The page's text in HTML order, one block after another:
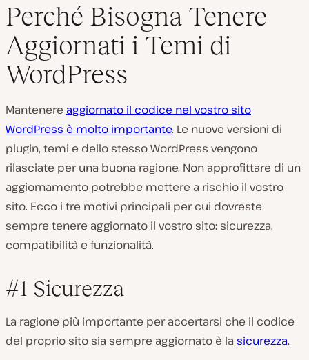
Perché Bisogna Tenere
Aggiornati i Temi di
WordPress
Mantenere aggiornato il codice nel vostro sito
WordPress è molto importante. Le nuove versioni di
plugin, temi e dello stesso WordPress vengono
rilasciate per una buona ragione. Non approfittare di un
aggiornamento potrebbe mettere a rischio il vostro
sito. Ecco i tre motivi principali per cui dovreste
sempre tenere aggiornato il vostro sito: sicurezza,
compatibilità e funzionalità.
#1 Sicurezza
La ragione più importante per accertarsi che il codice
del proprio sito sia sempre aggiornato è la sicurezza.